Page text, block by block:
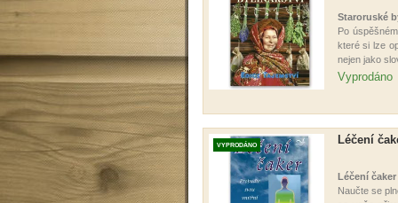
Staroruské
Po
které si lze
nejen jako
Vyprodáno
Léčení
VYPRODÁNO
Léčení čaker
Naučte se